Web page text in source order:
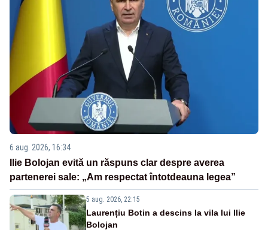
6 aug. 2026, 16:34
Ilie Bolojan evită un răspuns clar despre averea
partenerei sale: „Am respectat întotdeauna legea”
5 aug. 2026, 22:15
Laurențiu Botin a descins la vila lui Ilie
Bolojan